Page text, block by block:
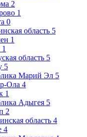
2
1
0
область 5
1
1
область 5
5
Марий Эл 5
Ола 4
1
Адыгея 5
2
область 4
4